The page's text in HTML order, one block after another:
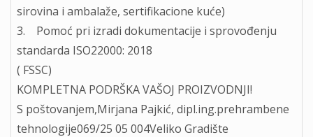
sirovina i ambalaže, sertifikacione kuće)
3. Pomoć pri izradi dokumentacije i sprovođenju
standarda ISO22000: 2018
( FSSC)
KOMPLETNA PODRŠKA VAŠOJ PROIZVODNJI!
S poštovanjem,Mirjana Pajkić, dipl.ing.prehrambene
tehnologije069/25 05 004Veliko Gradište